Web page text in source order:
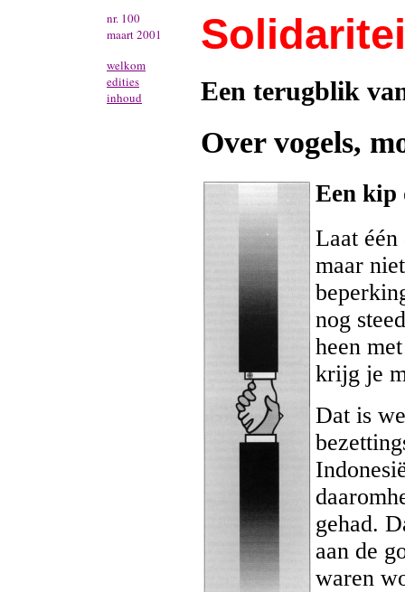
nr. 100
maart 2001
welkom
edities
inhoud
Een terugblik
Over vogels,
Een kip
Laat
maar
nog
heen
krijg je
Dat is
gehad.
aan de
waren